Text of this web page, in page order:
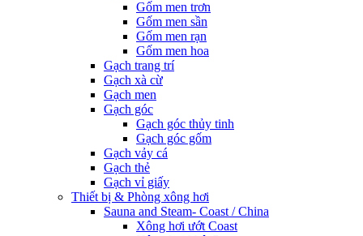
Gốm men trơn
Gốm men sần
Gốm men rạn
Gốm men hoa
Gạch trang trí
Gạch xà cừ
Gạch men
Gạch góc
Gạch góc thủy tinh
Gạch góc gốm
Gạch vảy cá
Gạch thẻ
Gạch vỉ giấy
Thiết bị & Phòng xông hơi
Sauna and Steam- Coast / China
Xông hơi ướt Coast